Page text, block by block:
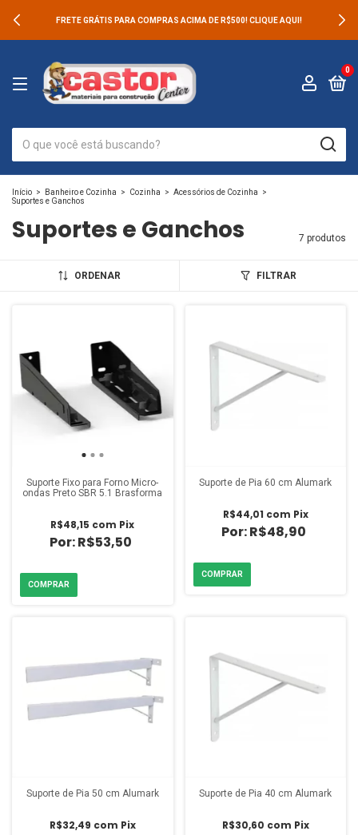
FRETE GRÁTIS PARA COMPRAS ACIMA DE R$500! CLIQUE AQUI!
0
Início > Banheiro e Cozinha > Cozinha > Acessórios de Cozinha
>
Suportes e Ganchos
Suportes e Ganchos 7 produtos
ORDENAR FILTRAR
Suporte Fixo para Forno Micro-
ondas Preto SBR 5.1 Brasforma
R$53,50
R$48,15 com Pix
Suporte de Pia 60 cm Alumark
R$48,90
R$44,01 com Pix
Suporte de Pia 50 cm Alumark
R$32,49 com Pix
Suporte de Pia 40 cm Alumark
R$30,60 com Pix